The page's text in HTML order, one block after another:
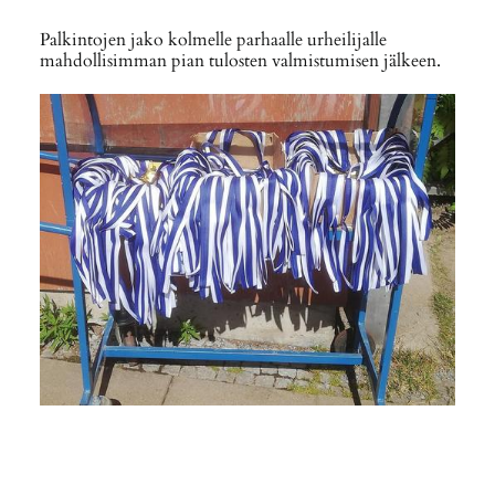
Palkintojen jako kolmelle parhaalle urheilijalle
mahdollisimman pian tulosten valmistumisen jälkeen.